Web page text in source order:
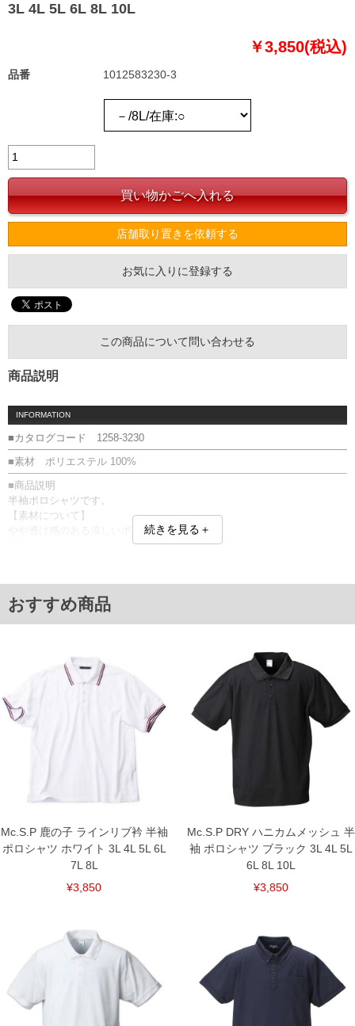
3L 4L 5L 6L 8L 10L
￥3,850(税込)
品番 1012583230-3
店舗取り置きを依頼する
お気に入りに登録する
この商品について問い合わせる
商品説明
INFORMATION
■カタログコード 1258-3230
■素材 ポリエステル 100%
■商品説明
半袖ポロシャツです。
【素材について】
やや透け感のある涼しいポリエステル素材。
DRY／デオドランテープ（脇下消臭テープ)／消臭・抗菌／スリット有／
■サイズ表
サイズ/バスト/総丈/裾周り/肩幅/袖丈
3L/130/78/130/58/24
6L/160/84/160/64/27
8L/180/88/180/68/29
10L/200/90/200/72/31
単位はcm
※【返品交換について】
下着(肌着)やワイシャツは商品の性質上、返品交換不可とさせて頂いております。予め
※【ボトムの裾上げをご希望の場合】
裾上げ料金は500円+税となります。
上の品が対象。1本5,999円以下の商品は有料（500円+税）となります。）
出荷まで約1週間～20日間程お時間を頂く場合がございます。
尚、裾上げした商品は返品・交換不可となりますので、予めご了承下さい。
一部、お直しに対応出来ない商品がございます。(例：裾にファスナーや調節ひもが付
※当店での掲載商品は、実店鋪と在庫を共用しておりますので店頭での売り違い、店
舗からのお取り寄せ等により、お客様にご迷惑をお掛けしてしまう場合がございま
す。そのようなことがない様最大限に努めておりますが、もしあった場合速やかにご
連絡させて頂きますので予めご了承ください。
続きを見る＋
おすすめ商品
Mc.S.P 鹿の子 ラインリブ衿 半袖
ポロシャツ ホワイト 3L 4L 5L 6L
7L 8L
¥3,850
Mc.S.P DRY ハニカムメッシュ 半
袖 ポロシャツ ブラック 3L 4L 5L
6L 8L 10L
¥3,850